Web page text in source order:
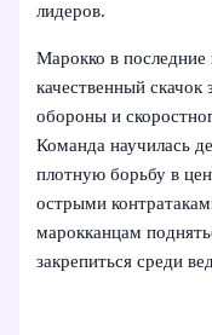
лидеров.
Марокко в последние
качественный скачок
обороны и
Команда научилась
плотную борьбу в
острыми
марокканцам
закрепиться среди